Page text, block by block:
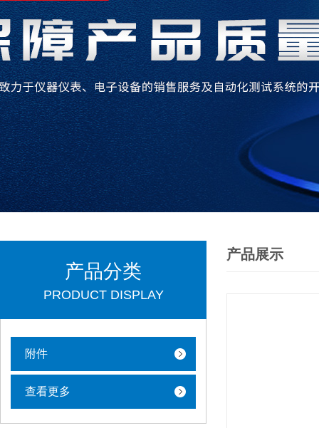
产品分类
PRODUCT DISPLAY
附件
查看更多
产品展示